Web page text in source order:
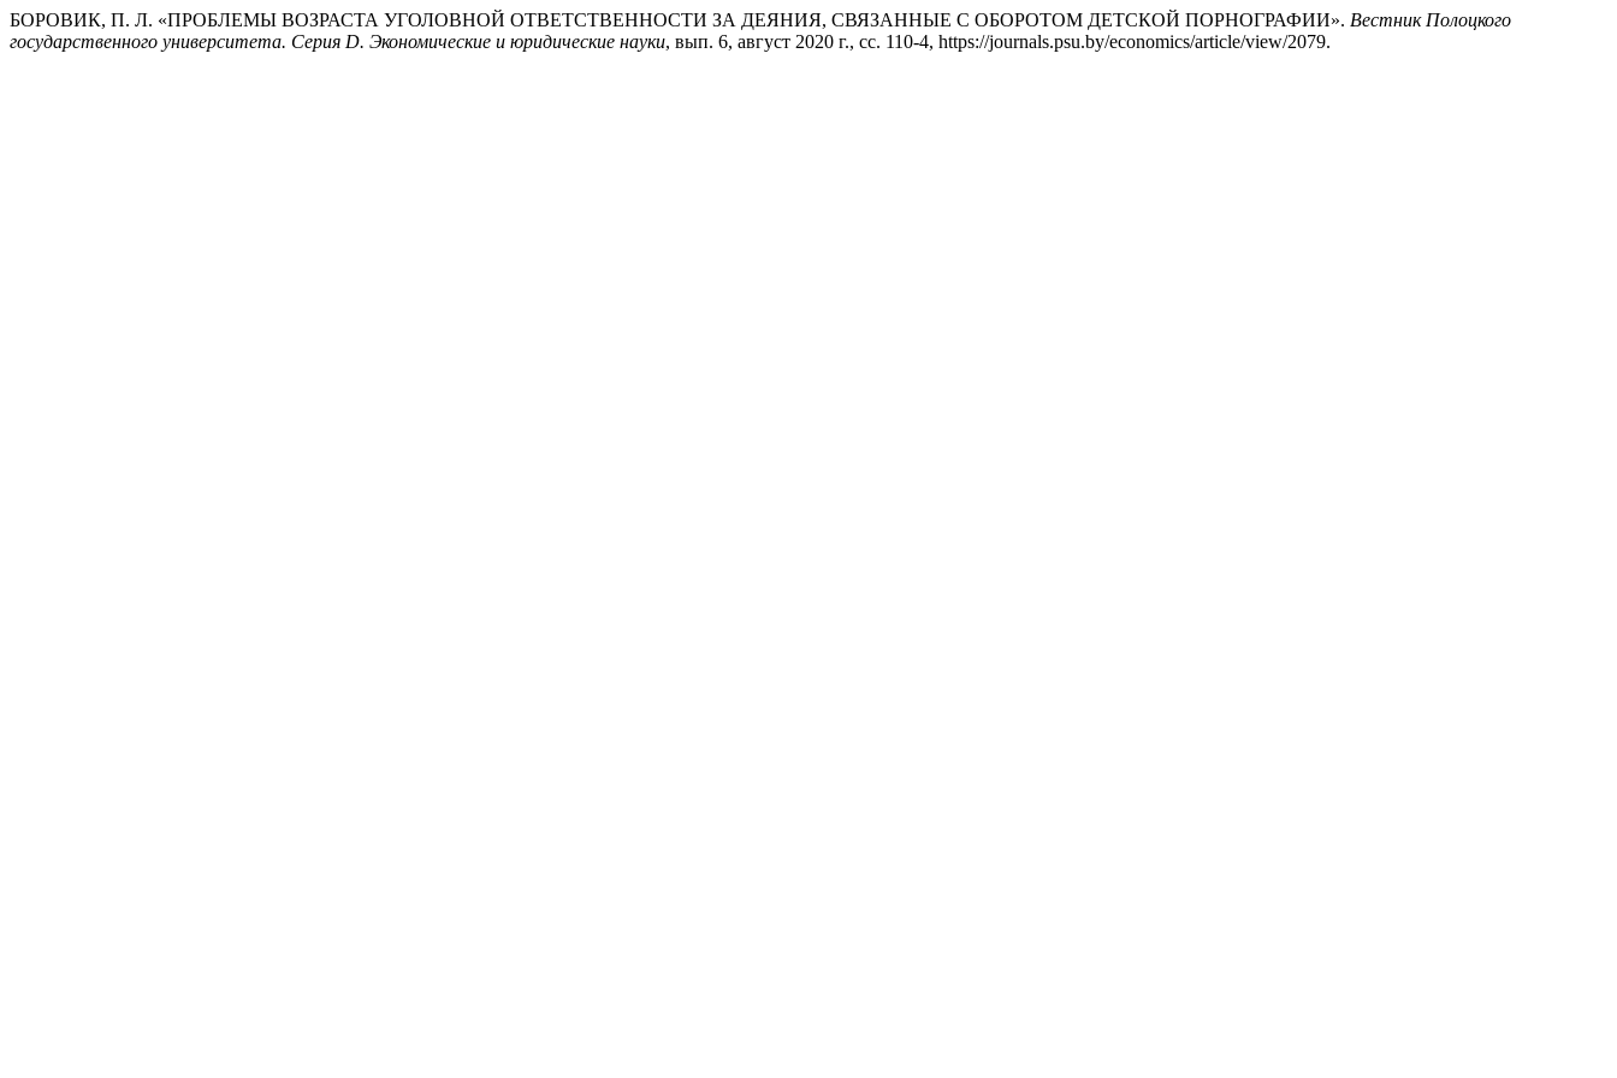
БОРОВИК, П. Л. «ПРОБЛЕМЫ ВОЗРАСТА УГОЛОВНОЙ ОТВЕТСТВЕННОСТИ ЗА ДЕЯНИЯ, СВЯЗАННЫЕ С ОБОРОТОМ ДЕТСКОЙ ПОРНОГРАФИИ». Вестник Полоцкого
государственного университета. Серия D. Экономические и юридические науки, вып. 6, август 2020 г., сс. 110-4, https://journals.psu.by/economics/article/view/2079.